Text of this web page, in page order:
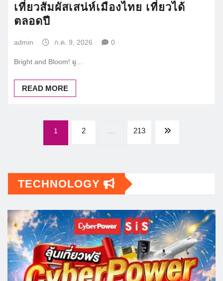
เที่ยวสัมผัสเสน่ห์เมืองไทย เที่ยวได้
ตลอดปี
admin ก.ค. 9, 2026 0
Bright and Bloom! ผู…
READ MORE
1 2 213
TECHNOLOGY